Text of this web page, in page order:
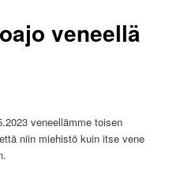
veneellä
veneellämme toisen
niin miehistö kuin itse vene